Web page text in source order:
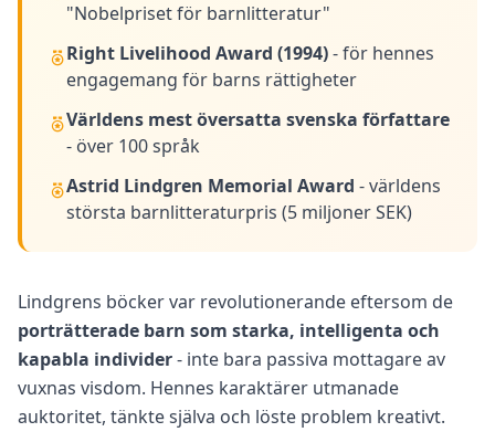
"Nobelpriset för barnlitteratur"
Right Livelihood Award (1994)- för hennes
engagemang för barns rättigheter
Världens mest översatta svenska författare
- över 100 språk
Astrid Lindgren Memorial Award - världens
största barnlitteraturpris (5 miljoner SEK)
Lindgrens böcker var revolutionerande eftersom de
porträtterade barn som starka, intelligenta och
kapabla individer- inte bara passiva mottagare av
vuxnas visdom. Hennes karaktärer utmanade
auktoritet, tänkte själva och löste problem kreativt.